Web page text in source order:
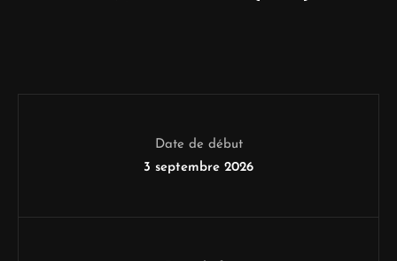
Date de début
3 septembre 2026